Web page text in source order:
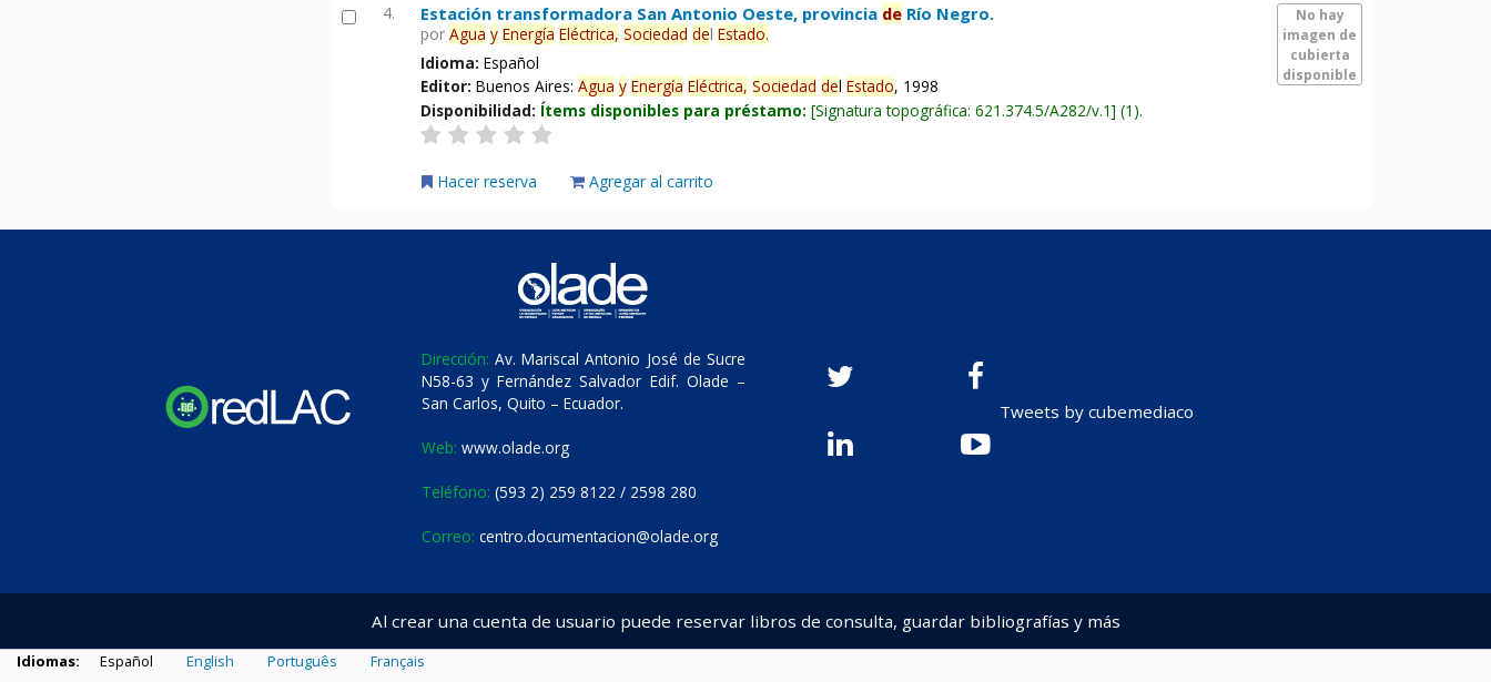
4.
No hay
imagen de
cubierta
disponible
Estación transformadora San Antonio Oeste, provincia de Río Negro.
porAgua y Energía Eléctrica, Sociedad delEstado.
Idioma:Español
Editor:Buenos Aires:Agua y Energía Eléctrica, Sociedad delEstado, 1998
Disponibilidad: Ítems disponibles para préstamo: Signatura topográfica:621.374.5/A282/v.1 (1).
Hacer reserva Agregar al carrito
Dirección: Av. Mariscal Antonio José de Sucre
N58-63 y Fernández Salvador Edif. Olade –
San Carlos, Quito – Ecuador.
Web: www.olade.org
Teléfono: (593 2) 259 8122 / 2598 280
Correo: centro.documentacion@olade.org
Tweets by cubemediaco
Al crear una cuenta de usuario puede reservar libros de consulta, guardar bibliografías y más
Idiomas: Español English Português Français